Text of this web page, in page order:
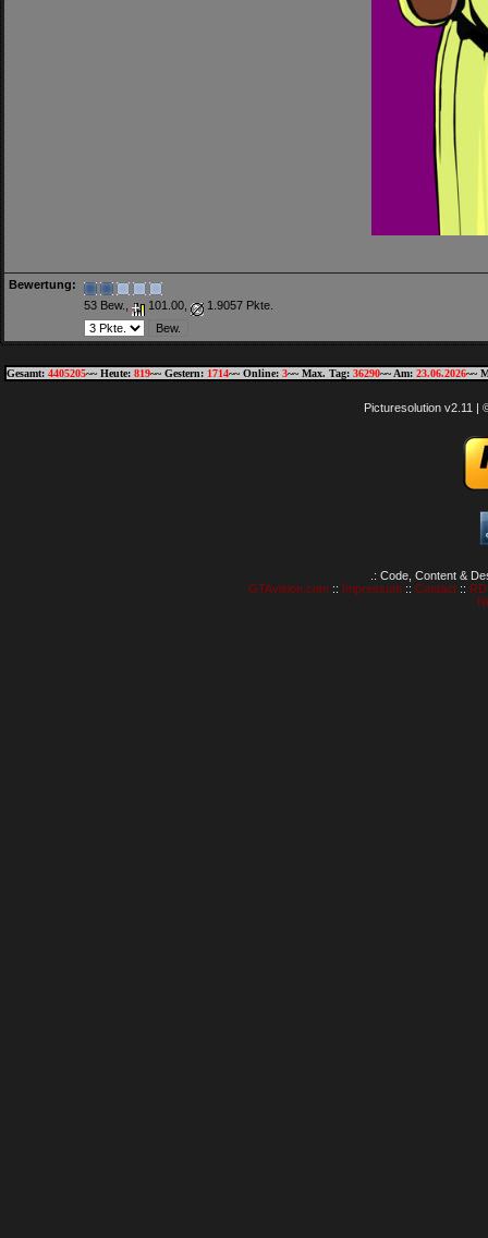
Bewertung:
53 Bew.,
101.00, 1.9057 Pkte.
Gesamt: 4405205~~ Heute: 819~~ Gestern: 1714~~ Online: 3~~ Max. Tag: 36290~~ Am: 23.06.2026~~
Picturesolution v2.11 |
.: Code, Content &
GTAvision.com:: Impressum:: Contact::